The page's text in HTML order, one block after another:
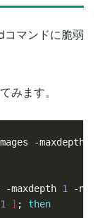
マンドに脆弱
みます。
-maxdepth
-maxdepth 1
-
1 ] ;
then